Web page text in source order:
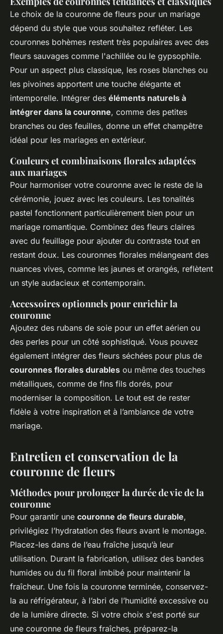
Le choix de la couronne de fleurs pour un mariage
dépend du style que vous souhaitez refléter. Les
couronnes bohèmes restent très populaires avec des
fleurs sauvages comme l'achillée ou le gypsophile.
Pour un aspect plus classique, les roses blanches ou
les pivoines apportent une touche élégante et
intemporelle. Intégrer des éléments naturels à
intégrer dans la couronne, comme des petites
branches ou des feuilles, donne un effet champêtre
idéal pour les mariages en extérieur.
Couleurs et combinaisons florales adaptées
aux mariages
Pour harmoniser votre couronne avec le reste de la
cérémonie, jouez avec les couleurs. Les tonalités
pastel fonctionnent particulièrement bien pour un
mariage romantique. Combinez des fleurs claires
avec du feuillage pour ajouter du contraste tout en
restant doux. Les couronnes florales mélangeant des
nuances vives, comme les jaunes et orangés, reflètent
un style audacieux et contemporain.
Accessoires optionnels pour enrichir la
couronne
Ajoutez des rubans de soie pour un effet aérien ou
des perles pour un côté sophistiqué. Vous pouvez
également intégrer des fleurs séchées pour plus de
couronnes florales durables ou même des touches
métalliques, comme de fins fils dorés, pour
moderniser la composition. Le tout est de rester
fidèle à votre inspiration et à l’ambiance de votre
mariage.
Entretien et conservation de la
couronne de fleurs
Méthodes pour prolonger la durée de vie de la
couronne
Pour garantir une couronne de fleurs durable,
privilégiez l’hydratation des fleurs avant le montage.
Placez-les dans de l’eau fraîche jusqu’à leur
utilisation. Durant la fabrication, utilisez des bandes
humides ou du fil floral imbibé pour maintenir la
fraîcheur. Une fois la couronne terminée, conservez-
la au réfrigérateur, à l’abri de l’humidité excessive ou
de la lumière directe. Si votre choix s'est porté sur
une couronne de fleurs fraîches, préparez-la